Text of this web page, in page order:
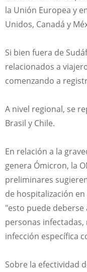
la Unión Europea y
Unidos, Canadá y
Si bien fuera de
relacionados a
comenzando a
A nivel regional, se
Brasil y Chile.
En relación a la
genera Ómicron, la
preliminares
de hospitalización
"esto puede
personas
infección específica
Sobre la efectividad